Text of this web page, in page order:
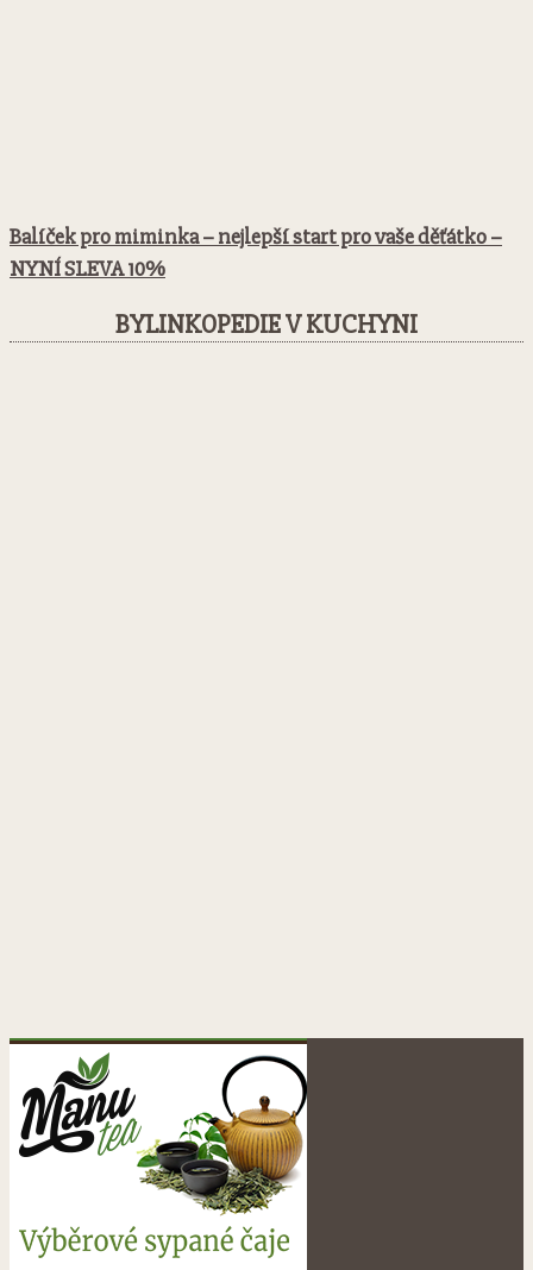
Balíček pro miminka – nejlepší start pro vaše děťátko –
NYNÍ SLEVA 10%
BYLINKOPEDIE V KUCHYNI